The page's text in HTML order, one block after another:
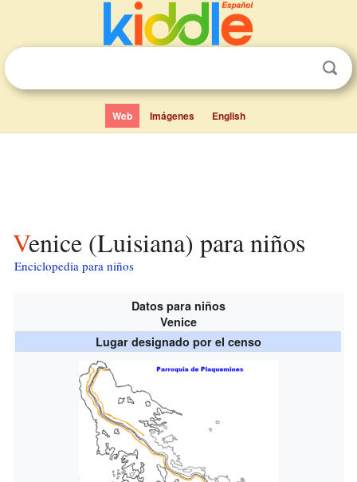
Web Imágenes English
Venice (Luisiana) para niños
Enciclopedia para niños
Datos para niños
Venice
Lugar designado por el censo